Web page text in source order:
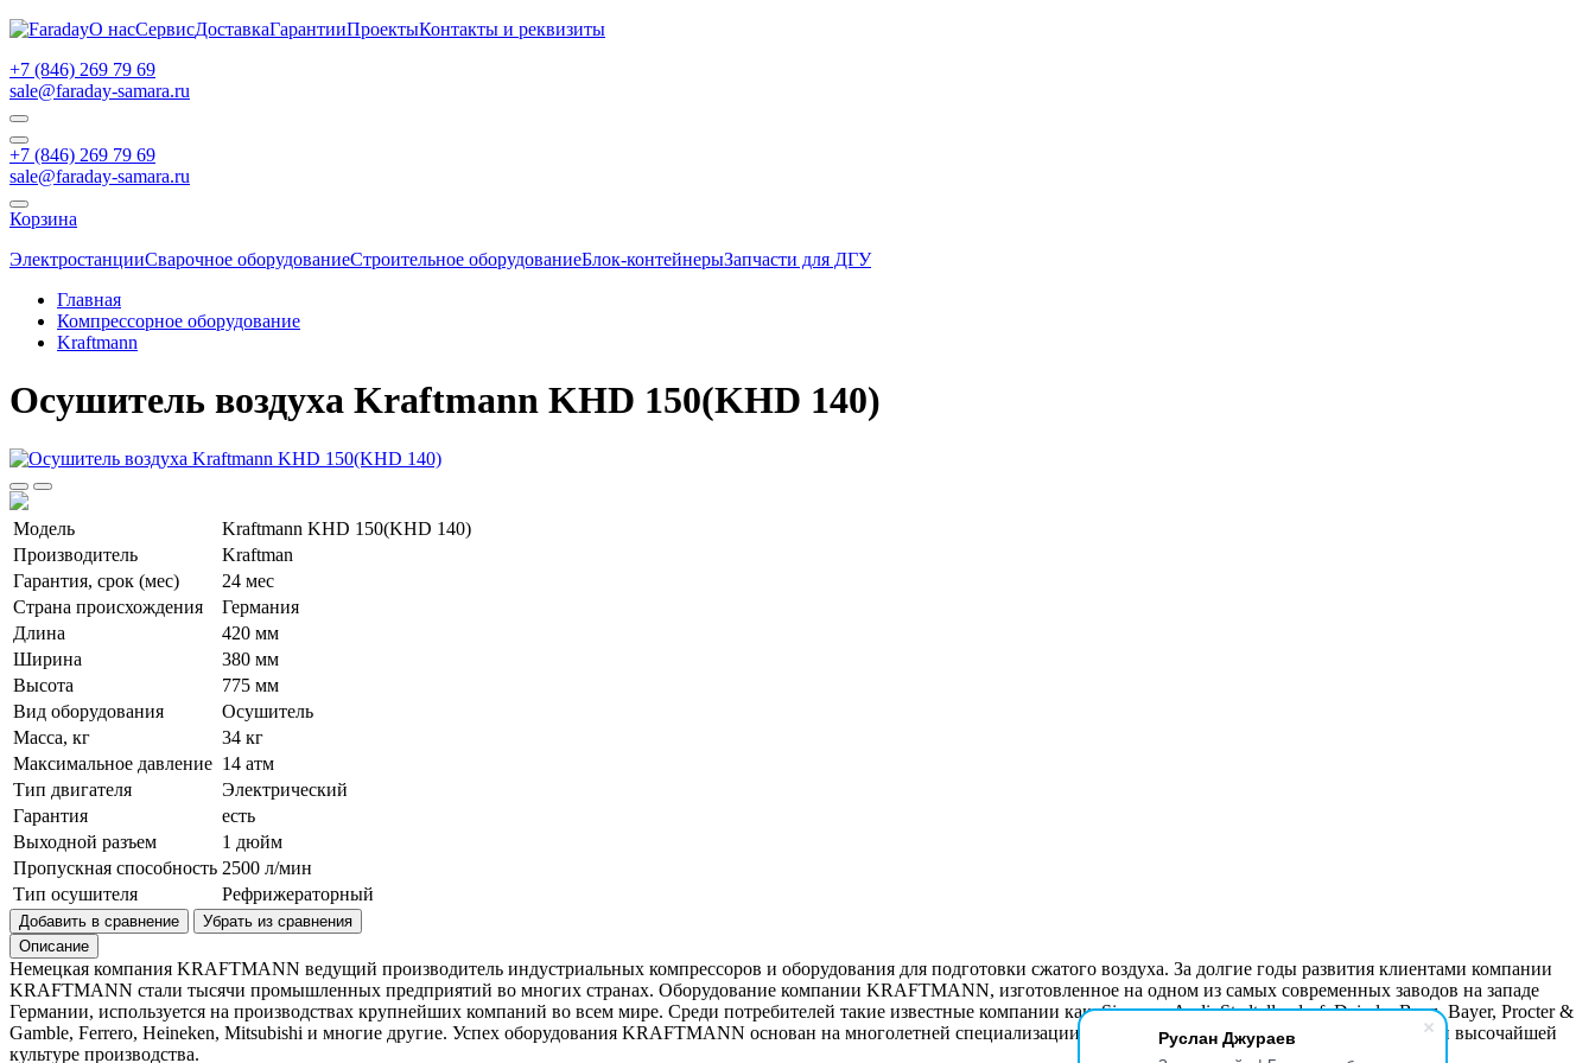
Руслан Джураев
О насСервисДоставкаГарантииПроектыКонтакты и реквизиты
+7 (846) 269 79 69
sale@faraday-samara.ru
+7 (846) 269 79 69
sale@faraday-samara.ru
Корзина
ЭлектростанцииСварочное оборудованиеСтроительное оборудованиеБлок-контейнерыЗапчасти для ДГУ
Главная
Компрессорное оборудование
Kraftmann
Осушитель воздуха Kraftmann KHD 150(KHD 140)
Модель
Kraftmann KHD 150(KHD 140)
Производитель
Kraftman
Гарантия, срок (мес)
24 мес
Страна происхождения
Германия
Длина
420 мм
Ширина
380 мм
Высота
775 мм
Вид оборудования
Осушитель
Масса, кг
34 кг
Максимальное давление 14 атм
Тип двигателя
Электрический
Гарантия
есть
Выходной разъем
1 дюйм
Пропускная способность 2500 л/мин
Тип осушителя
Рефрижераторный
Добавить в сравнение
Убрать из сравнения
Описание
Немецкая компания KRAFTMANN ведущий производитель индустриальных компрессоров и оборудования для подготовки сжатого воздуха. За долгие годы развития клиентами компании
KRAFTMANN стали тысячи промышленных предприятий во многих странах. Оборудование компании KRAFTMANN, изготовленное на одном из самых современных заводов на западе
Германии, используется на производствах крупнейших компаний во всем мире. Среди потребителей такие известные компании как: Siemens, Audi, Stadtallendorf, Daimler Benz, Bayer, Procter &
Gamble, Ferrero, Heineken, Mitsubishi и многие другие. Успех оборудования KRAFTMANN основан на многолетней специализации, большом количестве изобретений, ноу-хау и высочайшей
культуре производства.